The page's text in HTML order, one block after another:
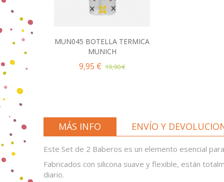
Añadir al Carrito
MUN045 BOTELLA TERMICA
MUNICH
9,95 € 19,90 €
MÁS INFO ENVÍO Y
Este Set de 2 Baberos es un elemento esencial
Fabricados con silicona suave y flexible, están
diario.